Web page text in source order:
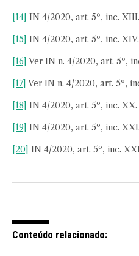
[14] IN 4/2020, art. 5º, inc. XIII.
[15] IN 4/2020, art. 5º, inc. XIV.
[16] Ver IN n. 4/2020, art. 5º,
[17] Ver IN n. 4/2020, art. 5º,
[18] IN 4/2020, art. 5º, inc. XX.
[19] IN 4/2020, art. 5º, inc. XXI.
[20] IN 4/2020, art. 5º, inc.
Conteúdo relacionado: